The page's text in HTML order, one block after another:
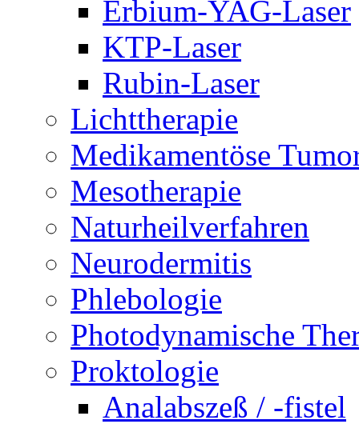
Erbium-YAG-Laser
KTP-Laser
Rubin-Laser
Lichttherapie
Medikamentöse
Mesotherapie
Naturheilverfahren
Neurodermitis
Phlebologie
Photodynamische
Proktologie
Analabszeß / -fistel